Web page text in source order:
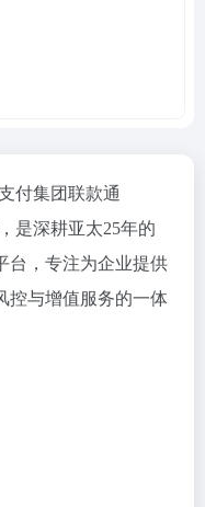
付集团联款通
是深耕亚太25年的
台，专注为企业提供
控与增值服务的一体